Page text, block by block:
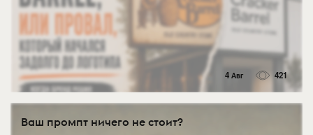
4 Авг 421
Ваш промпт ничего не стоит?